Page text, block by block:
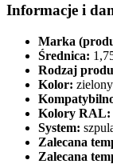
Informacje i
Marka
Średnica:
Rodzaj
Kolor: zielony
Kolory RAL:
System:
Zalecana
Zalecana